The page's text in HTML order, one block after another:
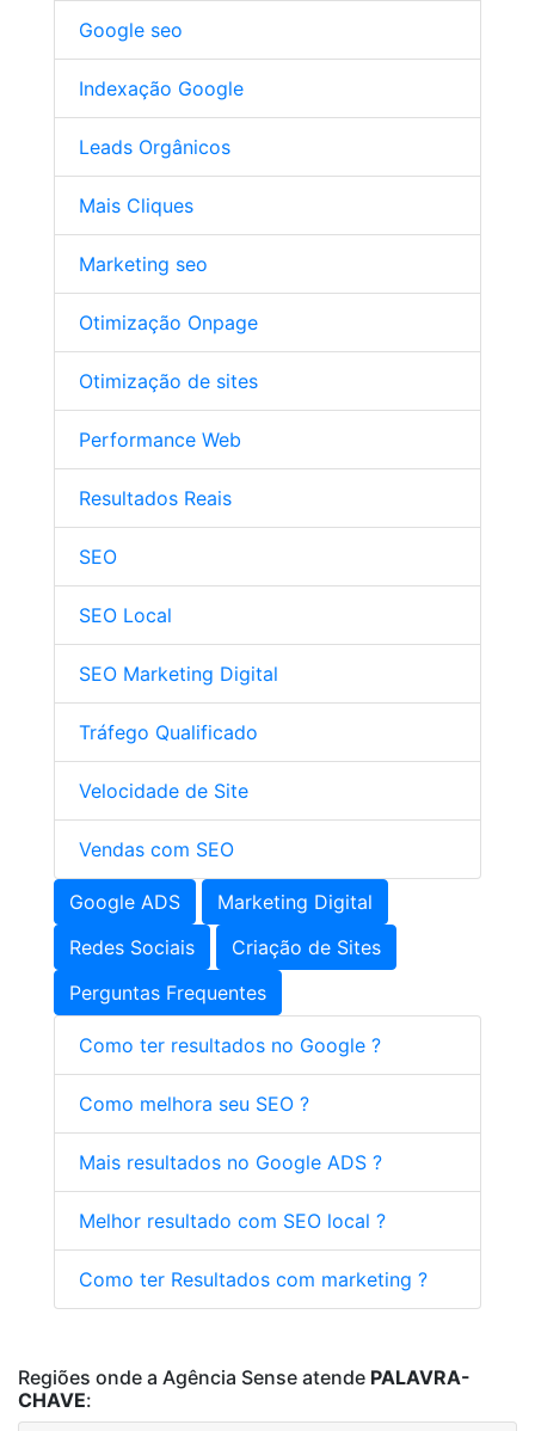
Google seo
Indexação Google
Leads Orgânicos
Mais Cliques
Marketing seo
Otimização Onpage
Otimização de sites
Performance Web
Resultados Reais
SEO
SEO Local
SEO Marketing Digital
Tráfego Qualificado
Velocidade de Site
Vendas com SEO
Google ADS
Marketing Digital
Redes Sociais
Criação de Sites
Perguntas Frequentes
Como ter resultados no Google ?
Como melhora seu SEO ?
Mais resultados no Google ADS ?
Melhor resultado com SEO local ?
Como ter Resultados com marketing ?
Regiões onde a Agência Sense atende PALAVRA-
CHAVE: